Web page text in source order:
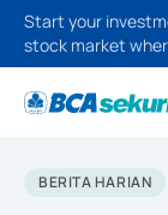
Start your
stock market
BERITA HARIAN